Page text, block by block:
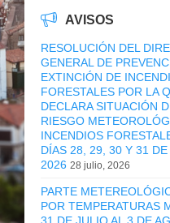
AVISOS
RESOLUCIÓN DEL
GENERAL DE
EXTINCIÓN DE
FORESTALES POR LA
DECLARA SITUACIÓN
RIESGO
INCENDIOS
DÍAS 28, 29, 30 Y 31
2026 28 julio, 2026
PARTE
POR TEMPERATURAS